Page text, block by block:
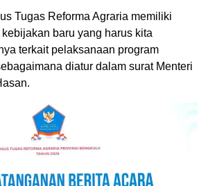
Tugas Reforma Agraria memiliki
baru yang harus kita
terkait pelaksanaan program
diatur dalam surat Menteri